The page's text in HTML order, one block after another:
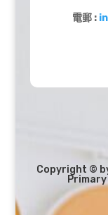
電郵 :
Copyright ©